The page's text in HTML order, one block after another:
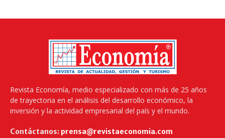
Revista Economía, medio especializado con más de 25 años
de trayectoria en el análisis del desarrollo económico, la
inversión y la actividad empresarial del país y el mundo.
Contáctanos: prensa@revistaeconomia.com